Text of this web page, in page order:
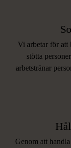
Vi arbetar för att
stötta
arbetstränar
Genom att